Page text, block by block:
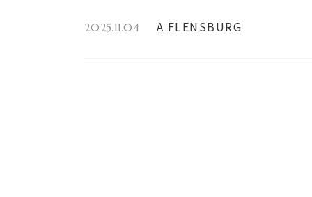
2025.11.04 A FLENSBURG